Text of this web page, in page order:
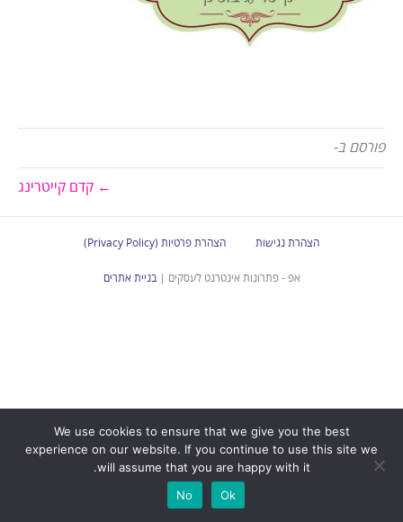
פורסם ב-
← קדם קייטרינג
הצהרת נגישות הצהרת פרטיות (Privacy Policy)
אפ - פתרונות אינטרנט לעסקים |בניית אתרים
We use cookies to ensure that we give you the best
experience on our website. If you continue to use this site we
will assume that you are happy with it.
Ok
No